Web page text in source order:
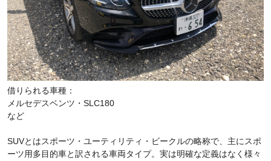
借りられる車種：
メルセデスベンツ・SLC180
など
SUVとはスポーツ・ユーティリティ・ビークルの略称で、主にスポ
ーツ用多目的車と訳される車両タイプ。実は明確な定義はなく様々